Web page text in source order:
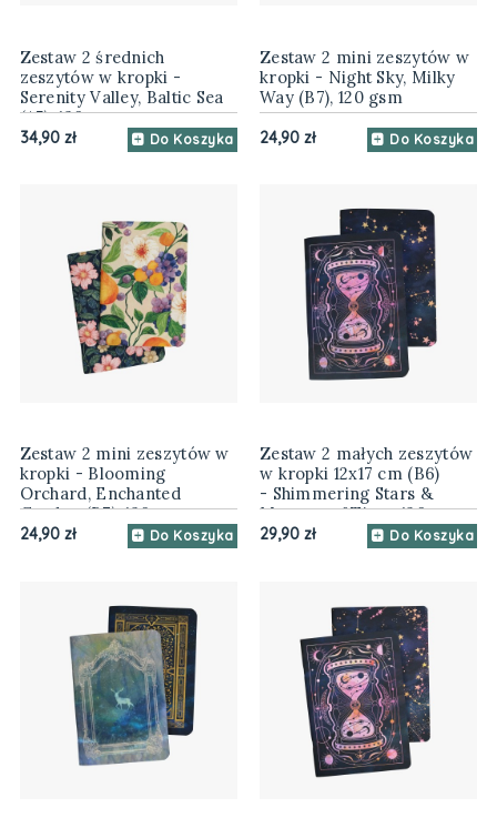
Zestaw 2 średnich
zeszytów w kropki -
Serenity Valley, Baltic Sea
(A5), 120 gsm
34,90 zł Do Koszyka
Zestaw 2 mini zeszytów w
kropki - Night Sky, Milky
Way (B7), 120 gsm
24,90 zł Do Koszyka
Zestaw 2 mini zeszytów w
kropki - Blooming
Orchard, Enchanted
Garden (B7), 120 gsm
24,90 zł Do Koszyka
Zestaw 2 małych zeszytów
w kropki 12x17 cm (B6)
- Shimmering Stars &
Mystery of Time, 120 gsm
29,90 zł Do Koszyka